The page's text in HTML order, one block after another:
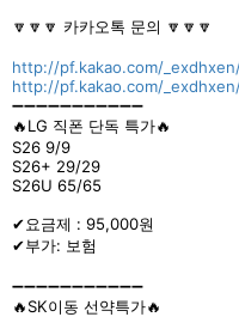
🔽🔽🔽 카카오톡 문의 🔽🔽🔽
http://pf.kakao.com/
http://pf.kakao.com/
➖➖➖➖➖➖➖➖➖➖➖
🔥LG 직폰 단독 특가🔥
S26 9/9
S26+ 29/29
S26U 65/65
✔요금제 : 95,000원
✔부가: 보험
➖➖➖➖➖➖➖➖➖➖➖
🔥SK이동 선약특가🔥